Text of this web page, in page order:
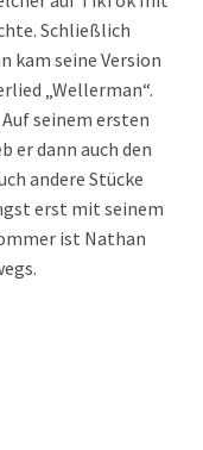
Schließlich
kam seine Version
„Wellerman“.
seinem ersten
er dann auch den
andere Stücke
erst mit seinem
ist Nathan